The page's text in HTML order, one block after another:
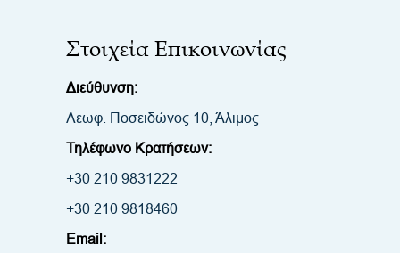
Στοιχεία Επικοινωνίας
Διεύθυνση:
Λεωφ. Ποσειδώνος 10, Άλιμος
Τηλέφωνο Κρατήσεων:
+30 210 9831222
+30 210 9818460
Email: